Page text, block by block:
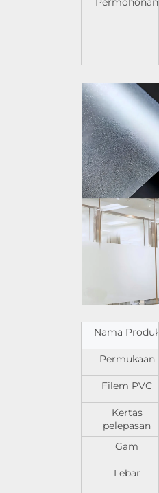
Nama Produk
Permukaan
Filem PVC
Kertas
pelepasan
Gam
Lebar